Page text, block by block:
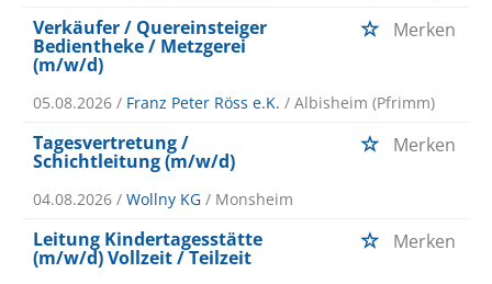
Verkäufer / Quereinsteiger
Bedientheke / Metzgerei
(m/w/d)
Merken
05.08.2026 / Franz Peter Röss e.K. / Albisheim (Pfrimm)
Tagesvertretung /
Schichtleitung (m/w/d)
Merken
04.08.2026 / Wollny KG / Monsheim
Leitung Kindertagesstätte
(m/w/d) Vollzeit / Teilzeit
Merken